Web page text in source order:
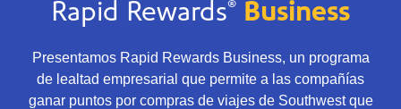
Rapid Rewards® Business
Presentamos Rapid Rewards Business, un programa
de lealtad empresarial que permite a las compañías
ganar puntos por compras de viajes de Southwest que